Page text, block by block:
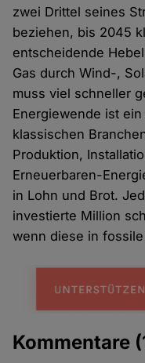
zwei Drittel seines
beziehen, bis 2045
entscheidende
Gas durch Wind-,
muss viel schneller
Energiewende ist
klassischen
Produktion,
Erneuerbaren-
in Lohn und Brot.
investierte Million
wenn diese in
Kommentare